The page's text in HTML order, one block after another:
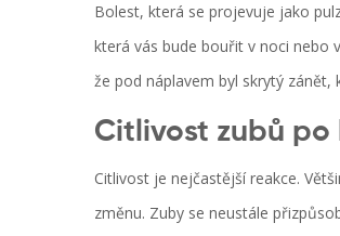
Bolest, která se projevuje jako
která vás bude bouřit v noci nebo
že pod náplavem byl skrytý
Citlivost zubů
Citlivost je nejčastější reakce.
změnu. Zuby se neustále